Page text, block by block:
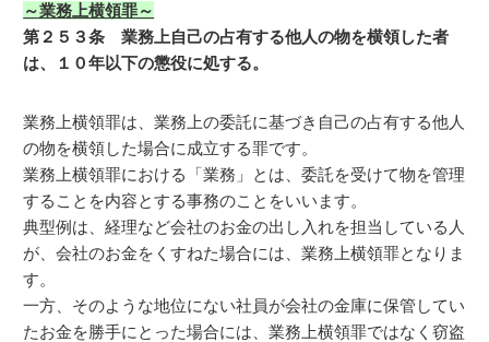
～業務上横領罪～
第２５３条 業務上自己の占有する他人の物を横領した者
は、１０年以下の懲役に処する。
業務上横領罪は、業務上の委託に基づき自己の占有する他人
の物を横領した場合に成立する罪です。
業務上横領罪における「業務」とは、委託を受けて物を管理
することを内容とする事務のことをいいます。
典型例は、経理など会社のお金の出し入れを担当している人
が、会社のお金をくすねた場合には、業務上横領罪となりま
す。
一方、そのような地位にない社員が会社の金庫に保管してい
たお金を勝手にとった場合には、業務上横領罪ではなく窃盗